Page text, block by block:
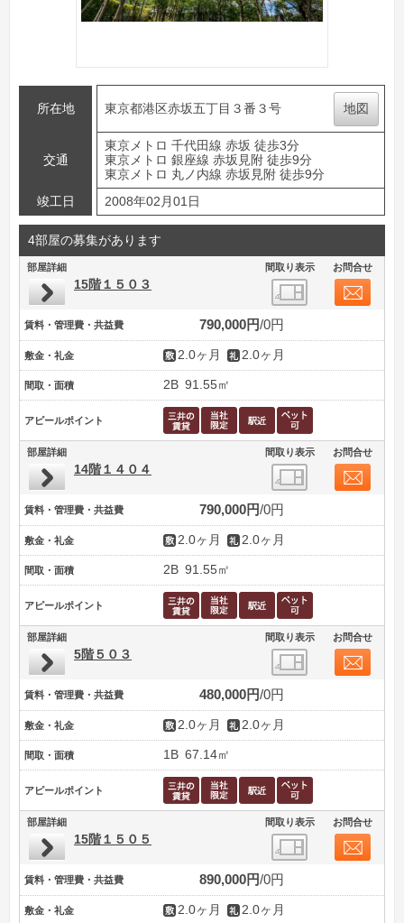
所在地 東京都港区赤坂五丁目３番３号 地図
交通
東京メトロ 千代田線 赤坂 徒歩3分
東京メトロ 銀座線 赤坂見附 徒歩9分
東京メトロ 丸ノ内線 赤坂見附 徒歩9分
竣工日
2008年02月01日
4部屋の募集があります
部屋詳細 間取り表示 お問合せ
15階１５０３
賃料・管理費・共益費 790,000円 0円
敷金・礼金 2.0ヶ月 2.0ヶ月
間取・面積 2B 91.55㎡
アピールポイント
部屋詳細 間取り表示 お問合せ
14階１４０４
賃料・管理費・共益費 790,000円 0円
敷金・礼金 2.0ヶ月 2.0ヶ月
間取・面積 2B 91.55㎡
アピールポイント
部屋詳細 間取り表示 お問合せ
5階５０３
賃料・管理費・共益費 480,000円 0円
敷金・礼金 2.0ヶ月 2.0ヶ月
間取・面積 1B 67.14㎡
アピールポイント
部屋詳細 間取り表示 お問合せ
15階１５０５
賃料・管理費・共益費 890,000円 0円
敷金・礼金 2.0ヶ月 2.0ヶ月